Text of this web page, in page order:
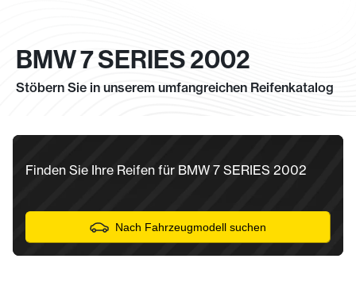
BMW 7 SERIES 2002
Stöbern Sie in unserem umfangreichen Reifenkatalog
Finden Sie Ihre Reifen für BMW 7 SERIES 2002
Nach Fahrzeugmodell suchen